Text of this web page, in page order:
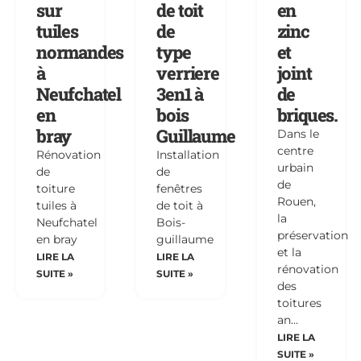
sur
tuiles
normandes
à
Neufchatel
en
bray
Rénovation
de
toiture
tuiles à
Neufchatel
en bray
LIRE LA
SUITE »
de toit
de
type
verriere
3en1 à
bois
Guillaume
Installation
de
fenêtres
de toit à
Bois-
guillaume
LIRE LA
SUITE »
en
zinc
et
joint
de
briques.
Dans le
centre
urbain
de
Rouen,
la
préservation
et la
rénovation
des
toitures
an…
LIRE LA
SUITE »